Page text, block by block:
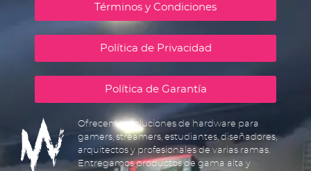
Términos y Condiciones
Política de Privacidad
Política de Garantía
Ofrecemos soluciones de hardware para
gamers, streamers, estudiantes, diseñadores,
arquitectos y profesionales de varias ramas.
Entregamos productos de gama alta y